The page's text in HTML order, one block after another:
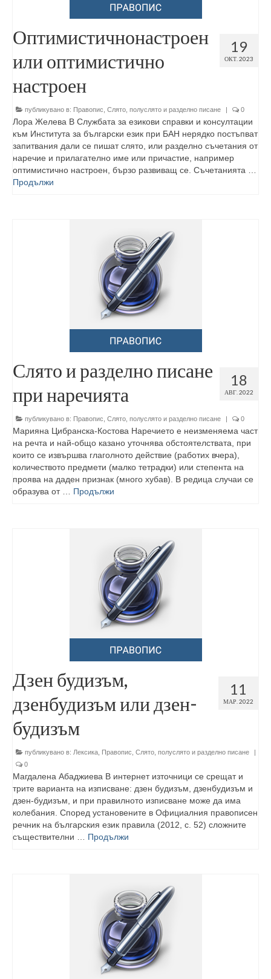
19
ОКТ. 2023
Оптимистичнонастроен
или оптимистично
настроен
публикувано в: Правопис Слято, полуслято и разделно писане | 0
Лора Желева В Службата за езикови справки и консултации
към Института за български език при БАН нерядко постъпват
запитвания дали се пишат слято, или разделно съчетания от
наречие и прилагателно име или причастие, например
оптимистично настроен, бързо развиващ се. Съчетанията …
Продължи
18
АВГ. 2022
Слято и разделно писане
при наречията
публикувано в: Правопис Слято, полуслято и разделно писане | 0
Марияна Цибранска-Костова Наречието е неизменяема част
на речта и най-общо казано уточнява обстоятелствата, при
които се извършва глаголното действие (работих вчера),
количеството предмети (малко тетрадки) или степента на
проява на даден признак (много хубав). В редица случаи се
образува от … Продължи
11
МАР. 2022
Дзен будизъм,
дзенбудизъм или дзен-
будизъм
публикувано в: Лексика Правопис Слято, полуслято и разделно писане
|
0
Магдалена Абаджиева В интернет източници се срещат и
трите варианта на изписване: дзен будизъм, дзенбудизъм и
дзен-будизъм, и при правилното изписване може да има
колебания. Според установените в Официалния правописен
речник на българския език правила (2012, с. 52) слож­ните
съществителни … Продължи